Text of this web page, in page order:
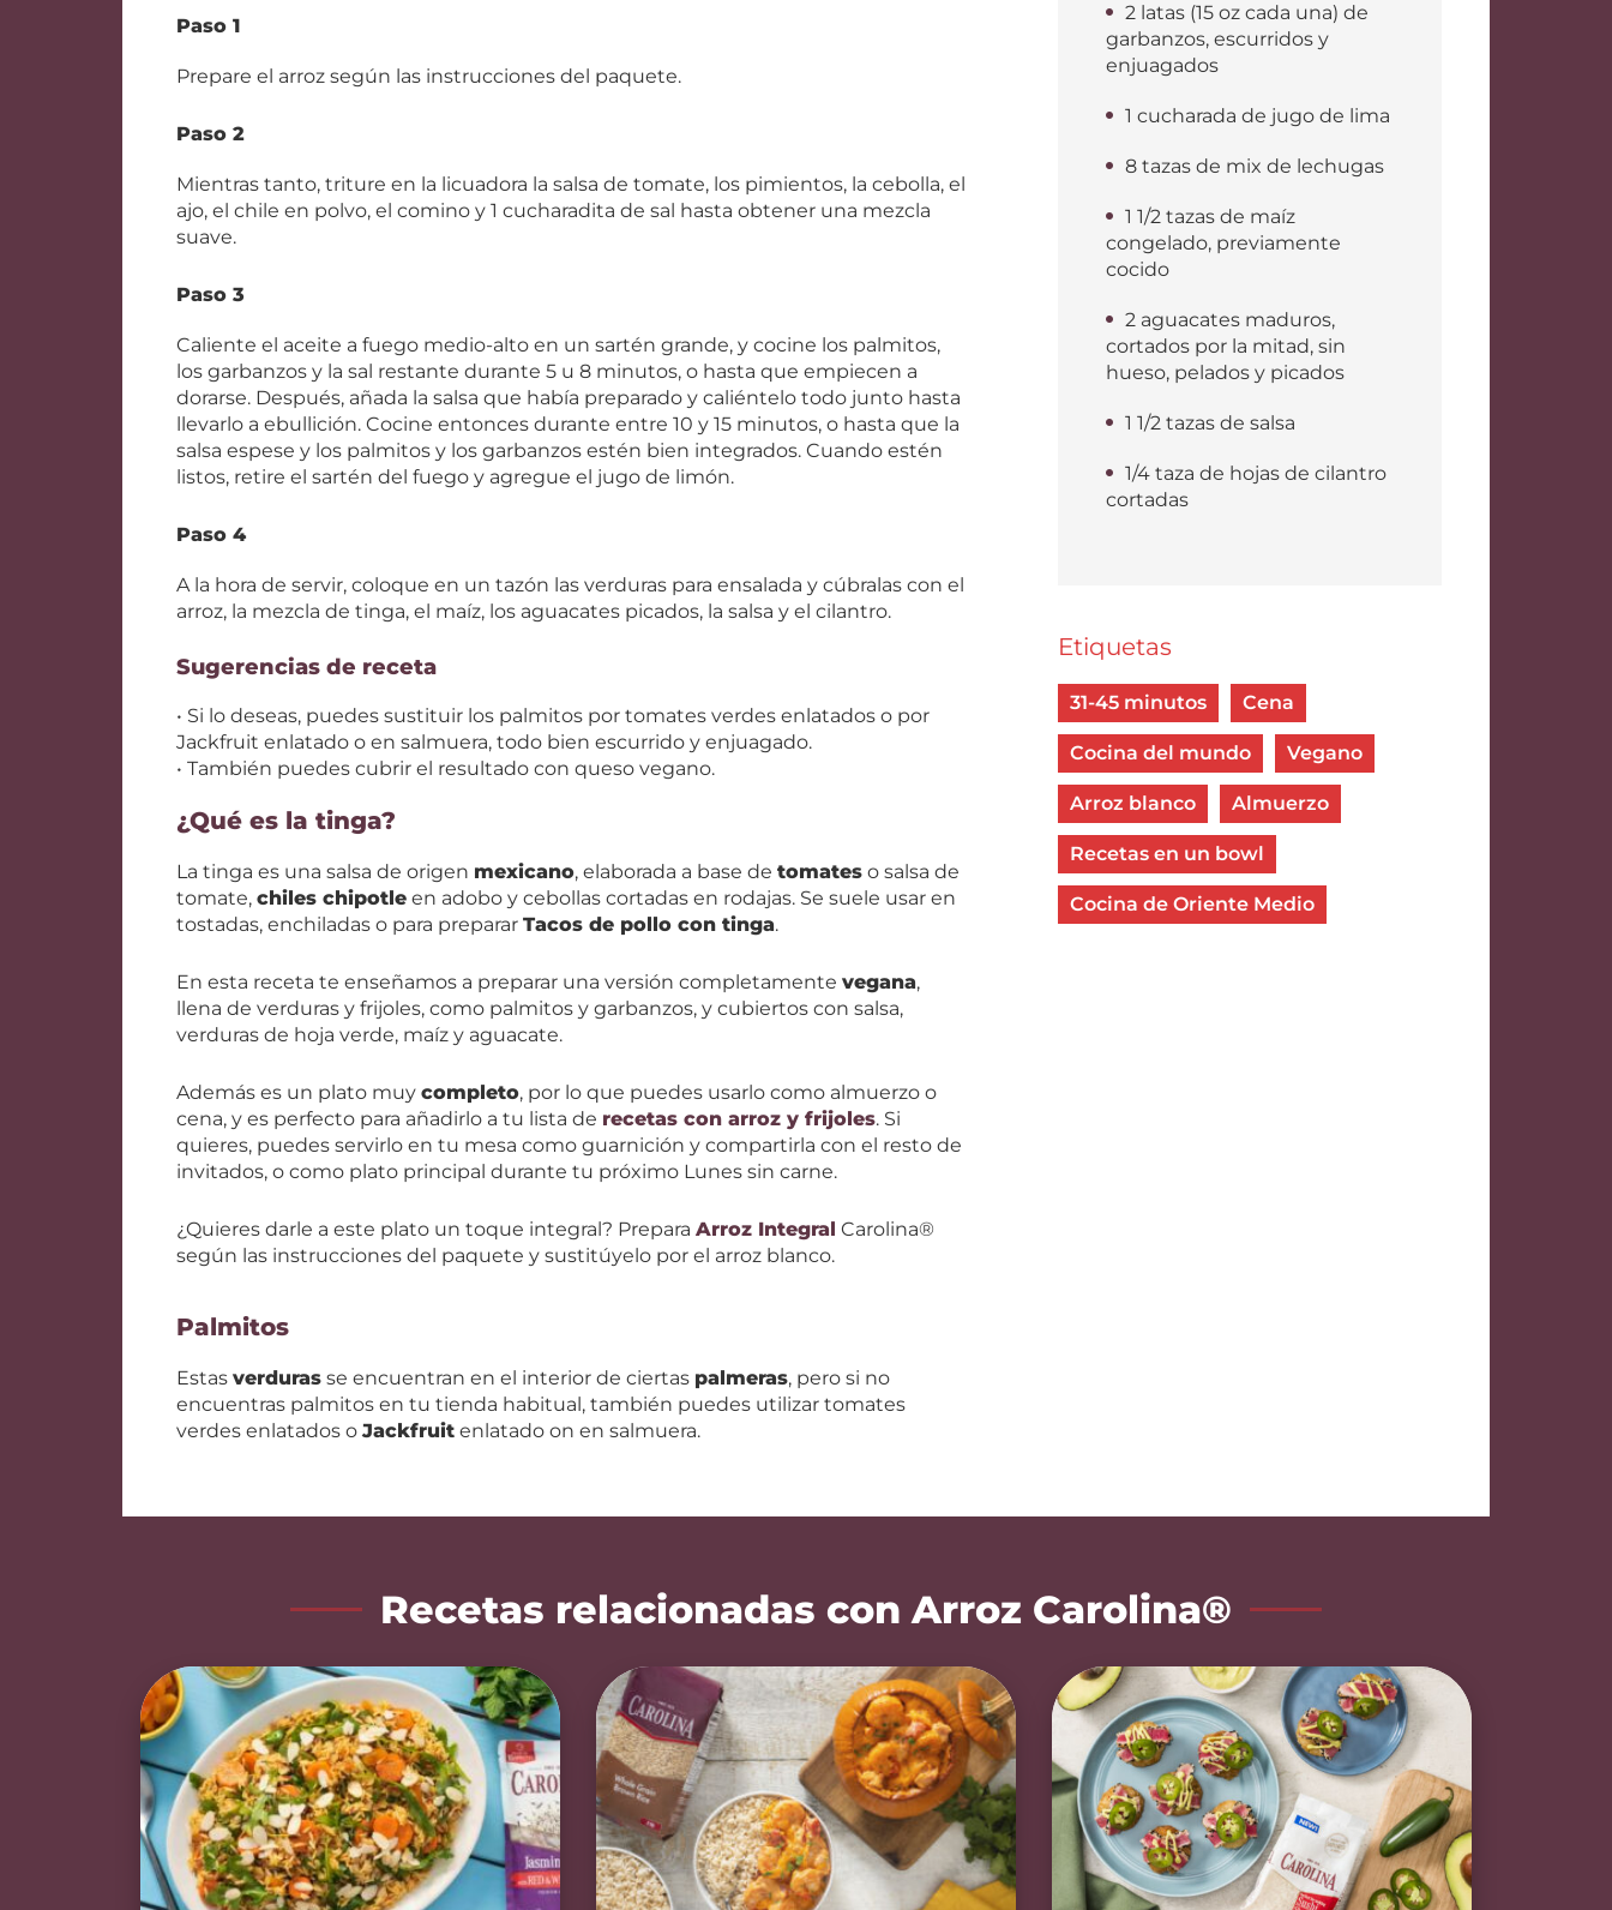
2 latas (15 oz cada una) de
garbanzos, escurridos y
enjuagados
1 cucharada de jugo de lima
8 tazas de mix de lechugas
1 1/2 tazas de maíz
congelado, previamente
cocido
2 aguacates maduros,
cortados por la mitad, sin
hueso, pelados y picados
1 1/2 tazas de salsa
1/4 taza de hojas de cilantro
cortadas
Etiquetas
31-45 minutos Cena
Cocina del mundo Vegano
Arroz blanco Almuerzo
Recetas en un bowl
Cocina de Oriente Medio
Paso 1
Prepare el arroz según las instrucciones del paquete.
Paso 2
Mientras tanto, triture en la licuadora la salsa de tomate, los pimientos, la cebolla, el
ajo, el chile en polvo, el comino y 1 cucharadita de sal hasta obtener una mezcla
suave.
Paso 3
Caliente el aceite a fuego medio-alto en un sartén grande, y cocine los palmitos,
los garbanzos y la sal restante durante 5 u 8 minutos, o hasta que empiecen a
dorarse. Después, añada la salsa que había preparado y caliéntelo todo junto hasta
llevarlo a ebullición. Cocine entonces durante entre 10 y 15 minutos, o hasta que la
salsa espese y los palmitos y los garbanzos estén bien integrados. Cuando estén
listos, retire el sartén del fuego y agregue el jugo de limón.
Paso 4
A la hora de servir, coloque en un tazón las verduras para ensalada y cúbralas con el
arroz, la mezcla de tinga, el maíz, los aguacates picados, la salsa y el cilantro.
Sugerencias de receta
• Si lo deseas, puedes sustituir los palmitos por tomates verdes enlatados o por
Jackfruit enlatado o en salmuera, todo bien escurrido y enjuagado.
• También puedes cubrir el resultado con queso vegano.
¿Qué es la tinga?
La tinga es una salsa de origen mexicano, elaborada a base de tomates o salsa de
tomate, chiles chipotle en adobo y cebollas cortadas en rodajas. Se suele usar en
tostadas, enchiladas o para preparar Tacos de pollo con tinga.
En esta receta te enseñamos a preparar una versión completamente vegana,
llena de verduras y frijoles, como palmitos y garbanzos, y cubiertos con salsa,
verduras de hoja verde, maíz y aguacate.
Además es un plato muy completo, por lo que puedes usarlo como almuerzo o
cena, y es perfecto para añadirlo a tu lista de recetas con arroz y frijoles. Si
quieres, puedes servirlo en tu mesa como guarnición y compartirla con el resto de
invitados, o como plato principal durante tu próximo Lunes sin carne.
¿Quieres darle a este plato un toque integral? Prepara Arroz Integral Carolina®
según las instrucciones del paquete y sustitúyelo por el arroz blanco.
Palmitos
Estas verduras se encuentran en el interior de ciertas palmeras, pero si no
encuentras palmitos en tu tienda habitual, también puedes utilizar tomates
verdes enlatados o Jackfruit enlatado on en salmuera.
Recetas relacionadas con Arroz Carolina®